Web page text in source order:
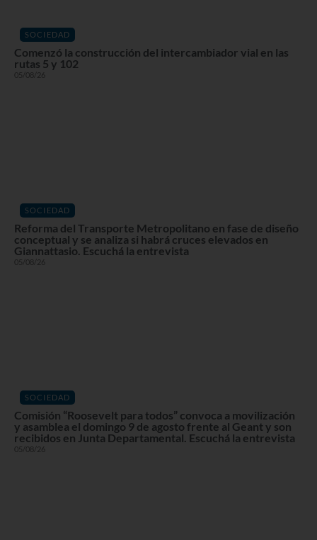
SOCIEDAD
Comenzó la construcción del intercambiador vial en las
rutas 5 y 102
05/08/26
SOCIEDAD
Reforma del Transporte Metropolitano en fase de diseño
conceptual y se analiza si habrá cruces elevados en
Giannattasio. Escuchá la entrevista
05/08/26
SOCIEDAD
Comisión “Roosevelt para todos” convoca a movilización
y asamblea el domingo 9 de agosto frente al Geant y son
recibidos en Junta Departamental. Escuchá la entrevista
05/08/26